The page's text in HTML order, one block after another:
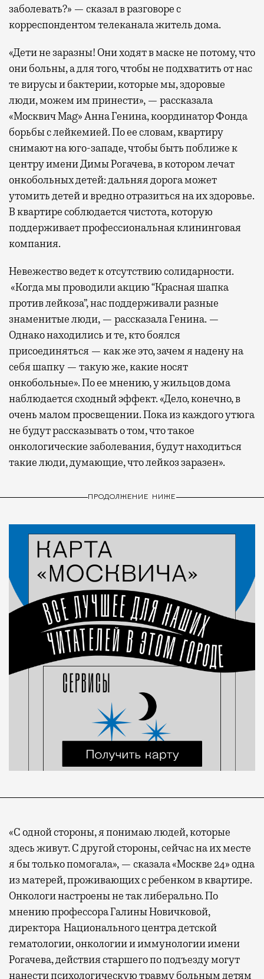
заболевать?» — сказал в разговоре с
корреспондентом телеканала житель дома.
«Дети не заразны! Они ходят в маске не потому, что
они больны, а для того, чтобы не подхватить от нас
те вирусы и бактерии, которые мы, здоровые
люди, можем им принести», — рассказала
«Москвич Mag» Анна Генина, координатор Фонда
борьбы с лейкемией. По ее словам, квартиру
снимают на юго-западе, чтобы быть поближе к
центру имени Димы Рогачева, в котором лечат
онкобольных детей: дальняя дорога может
утомить детей и вредно отразиться на их здоровье.
В квартире соблюдается чистота, которую
поддерживает профессиональная клининговая
компания.
Невежество ведет к отсутствию солидарности.
«Когда мы проводили акцию “Красная шапка
против лейкоза”, нас поддерживали разные
знаменитые люди, — рассказала Генина. —
Однако находились и те, кто боялся
присоединяться — как же это, зачем я надену на
себя шапку — такую же, какие носят
онкобольные». По ее мнению, у жильцов дома
наблюдается сходный эффект. «Дело, конечно, в
очень малом просвещении. Пока из каждого утюга
не будут рассказывать о том, что такое
онкологические заболевания, будут находиться
такие люди, думающие, что лейкоз заразен».
ПРОДОЛЖЕНИЕ НИЖЕ
«С одной стороны, я понимаю людей, которые
здесь живут. С другой стороны, сейчас на их месте
я бы только помогала», — сказала «Москве 24» одна
из матерей, проживающих с ребенком в квартире.
Онкологи настроены не так либерально. По
мнению профессора Галины Новичковой,
директора Национального центра детской
гематологии, онкологии и иммунологии имени
Рогачева, действия старшего по подъезду могут
нанести психологическую травму больным детям